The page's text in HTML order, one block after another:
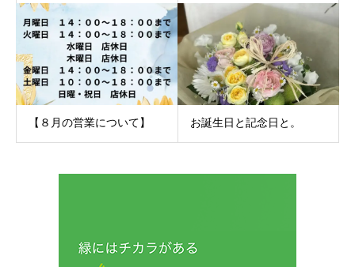
【８月の営業について】 お誕生日と記念日と。